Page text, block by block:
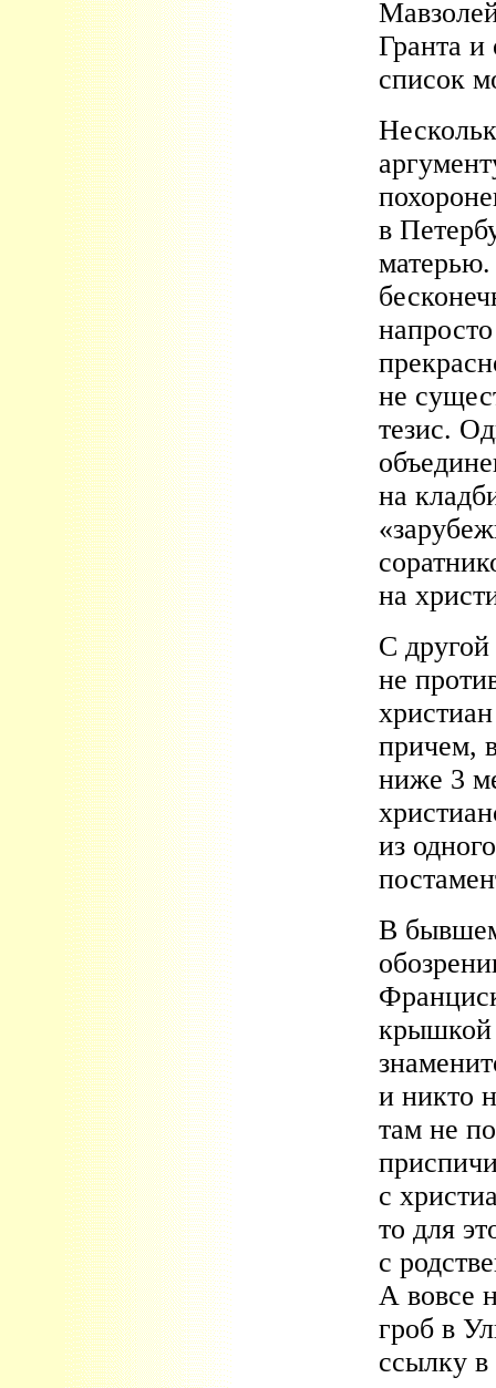
Гранта и
список
в
не
тезис.
на
на
С
не
причем,
ниже 3
из
В
крышкой
и никто
там не
с
то для
с
А вовсе
гроб в
ссылку